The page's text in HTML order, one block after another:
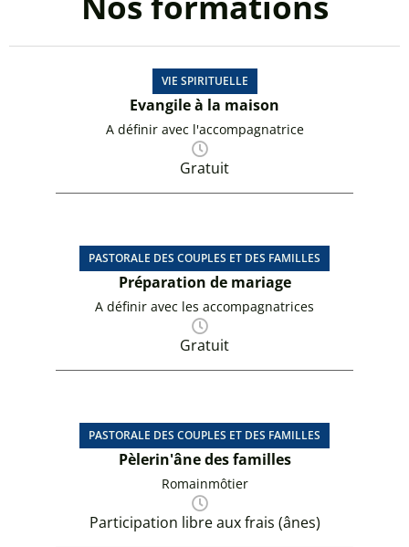
VIE SPIRITUELLE
Evangile à la maison
A définir avec l'accompagnatrice
Gratuit
PASTORALE DES COUPLES ET DES FAMILLES
Préparation de mariage
A définir avec les accompagnatrices
Gratuit
PASTORALE DES COUPLES ET DES FAMILLES
Pèlerin'âne des familles
Romainmôtier
Participation libre aux frais (ânes)